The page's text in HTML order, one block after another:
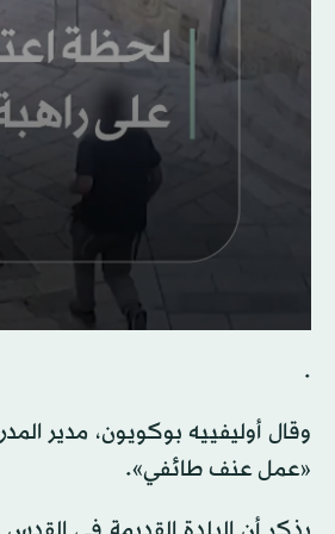
.
وقال أوليفييه بوكويون، مدير
«عمل عنف طائفي».